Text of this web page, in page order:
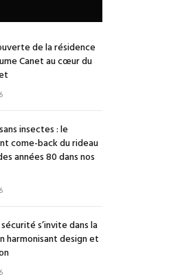
de la résidence
Canet au cœur du
insectes : le
come-back du rideau
années 80 dans nos
s’invite dans la
harmonisant design et